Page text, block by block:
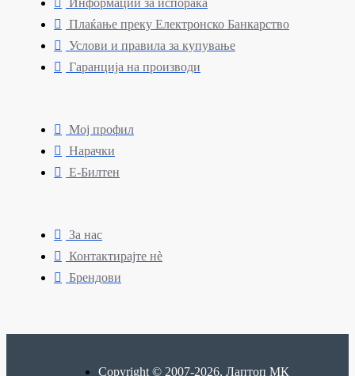
Плаќање преку Електронско Банкарство
Услови и правила за купување
Гаранција на производи
Мој профил
Нарачки
Е-Билтен
За нас
Контактирајте нè
Брендови
Copyright © 2007-2026, Лаптоп МК